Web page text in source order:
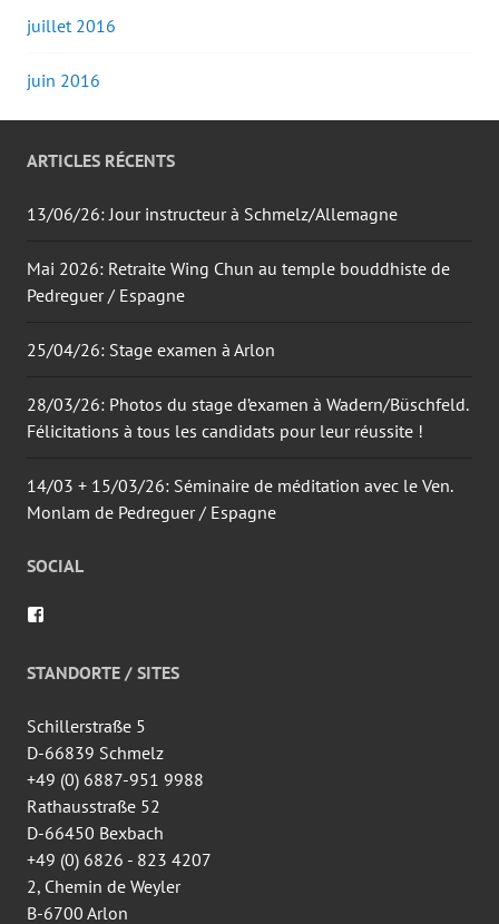
juillet 2016
juin 2016
ARTICLES RÉCENTS
13/06/26: Jour instructeur à Schmelz/Allemagne
Mai 2026: Retraite Wing Chun au temple bouddhiste de
Pedreguer / Espagne
25/04/26: Stage examen à Arlon
28/03/26: Photos du stage d’examen à Wadern/Büschfeld.
Félicitations à tous les candidats pour leur réussite !
14/03 + 15/03/26: Séminaire de méditation avec le Ven.
Monlam de Pedreguer / Espagne
SOCIAL
de
wingtsun.arlon
Facebook
STANDORTE / SITES
Schillerstraße 5
D-66839 Schmelz
+49 (0) 6887-951 9988
Rathausstraße 52
D-66450 Bexbach
+49 (0) 6826 - 823 4207
2, Chemin de Weyler
B-6700 Arlon